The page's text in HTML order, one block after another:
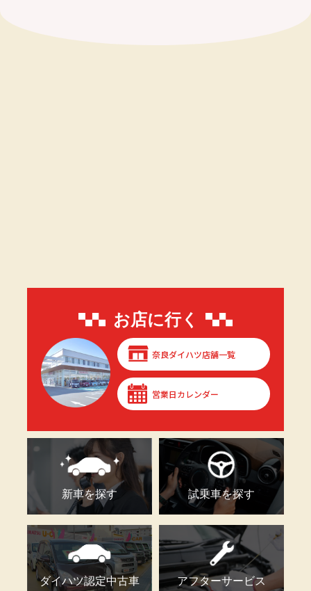
お店に行く
奈良ダイハツ店舗一覧
営業日カレンダー
新車を探す 試乗車を探す
ダイハツ認定中古車 アフターサービス